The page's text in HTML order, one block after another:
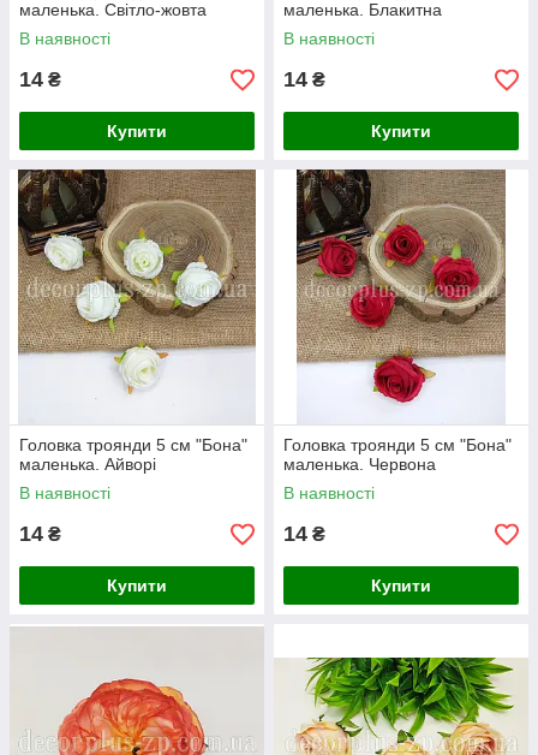
маленька. Світло-жовта
В наявності
14 ₴
Купити
маленька. Блакитна
В наявності
14 ₴
Купити
Головка троянди 5 см "Бона"
маленька. Айворі
В наявності
14 ₴
Купити
Головка троянди 5 см "Бона"
маленька. Червона
В наявності
14 ₴
Купити